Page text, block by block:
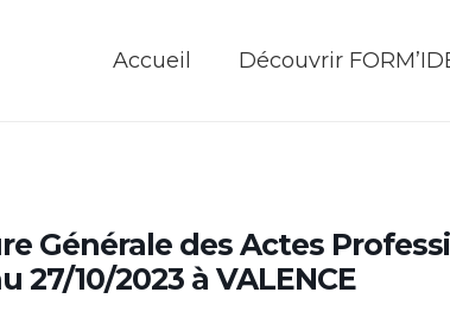
Accueil Découvrir
Générale des Actes
27/10/2023 à VALENCE